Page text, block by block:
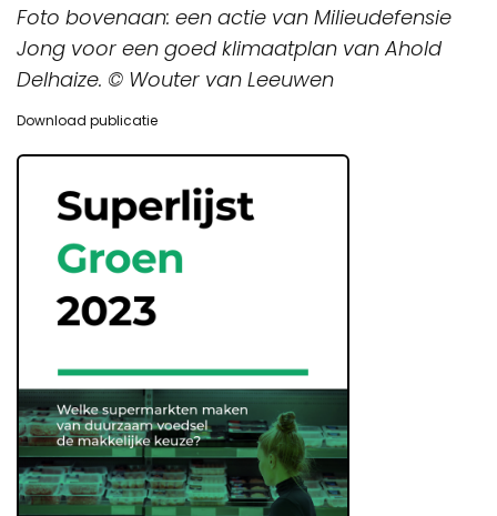
Foto bovenaan: een actie van Milieudefensie
Jong voor een goed klimaatplan van Ahold
Delhaize. © Wouter van Leeuwen
Download publicatie